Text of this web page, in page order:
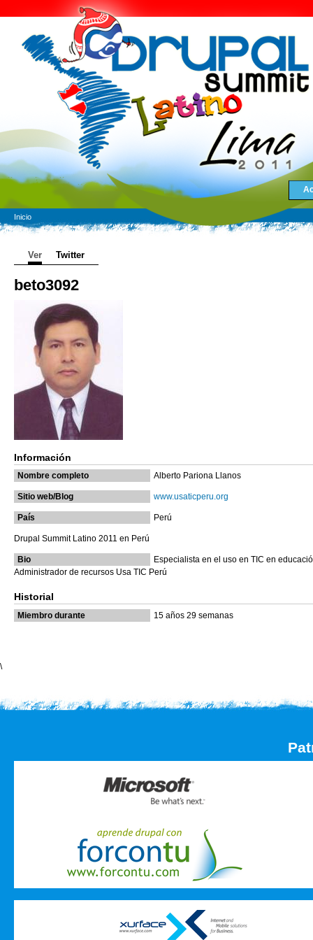
Inicio
Ver Twitter
beto3092
Información
Nombre completo Alberto Pariona Llanos
Sitio web/Blog www.usaticperu.org
País Perú
Drupal Summit Latino 2011 en Perú
Bio
Especialista en el uso en TIC en
Administrador de recursos Usa TIC Perú
Historial
Miembro durante 15 años 29 semanas
\